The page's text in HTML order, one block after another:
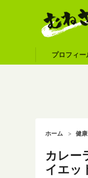
プロフィー
ホーム 健
カレー
イエッ